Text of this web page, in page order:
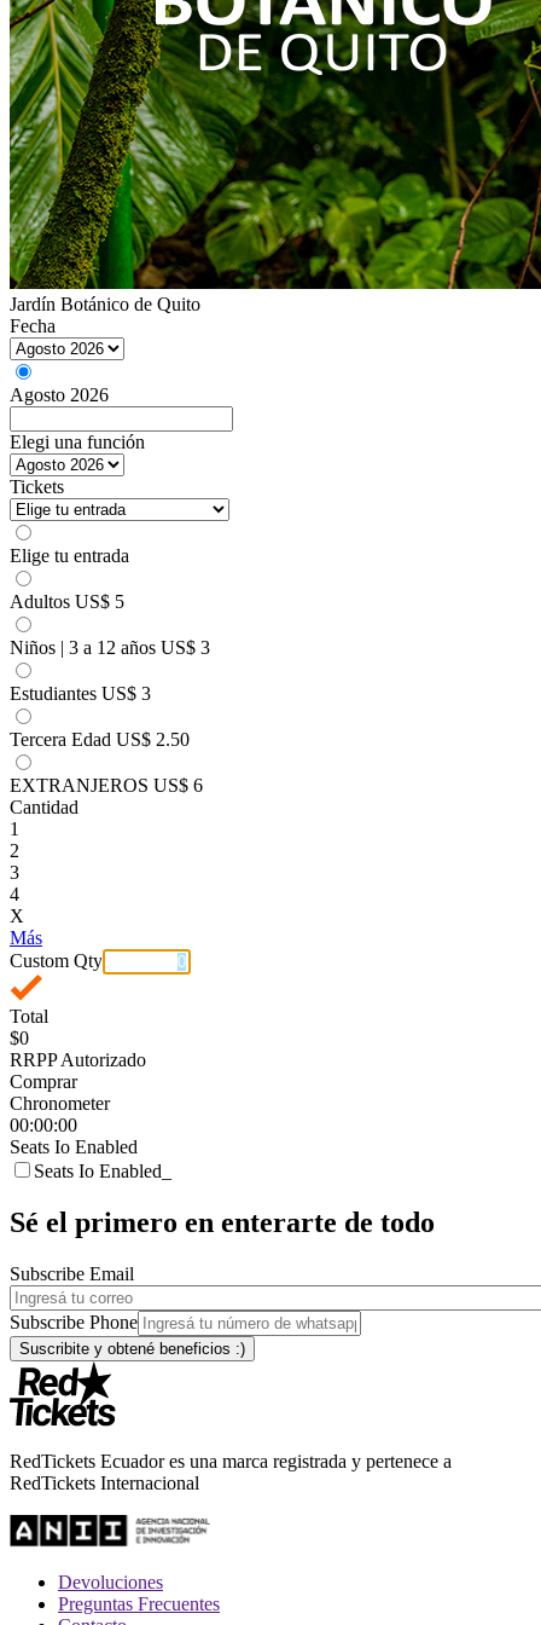
Jardín Botánico de Quito
Fecha
Agosto 2026
Elegi una función
Tickets
Elige tu entrada
Adultos US$ 5
Niños | 3 a 12 años US$ 3
Estudiantes US$ 3
Tercera Edad US$ 2.50
EXTRANJEROS US$ 6
Cantidad
1
2
3
4
X
Más
Custom Qty
Total
$0
RRPP Autorizado
Comprar
Chronometer
00:00:00
Seats Io Enabled
Seats Io Enabled_
Sé el primero en enterarte de todo
Subscribe Email
Subscribe Phone
RedTickets Ecuador es una marca registrada y pertenece a
RedTickets Internacional
Devoluciones
Preguntas Frecuentes